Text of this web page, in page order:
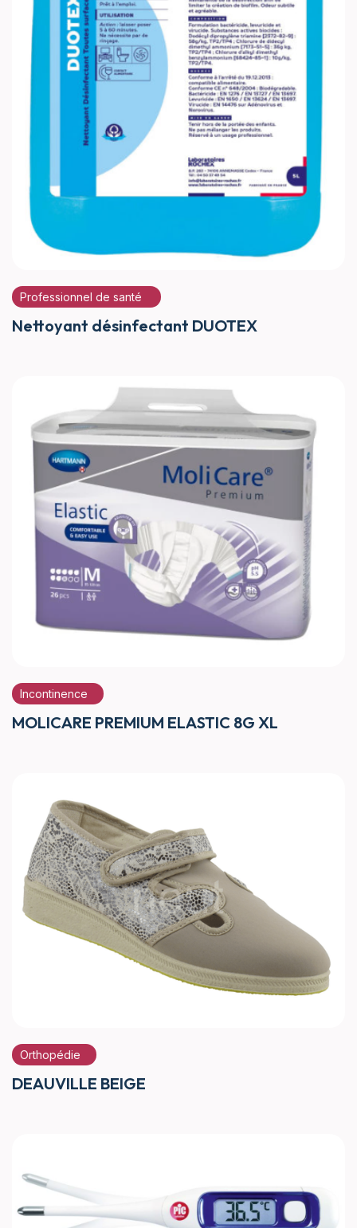
Professionnel de santé
Nettoyant désinfectant DUOTEX
Incontinence
MOLICARE PREMIUM ELASTIC 8G XL
Orthopédie
DEAUVILLE BEIGE